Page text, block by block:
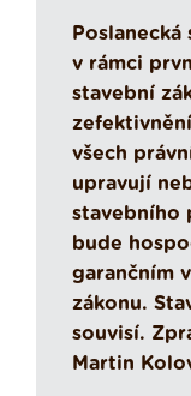
Poslanecká
v rámci
stavební
všech
upravují
stavebního
bude
garančním
zákonu.
souvisí.
Martin